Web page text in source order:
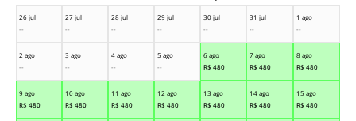
26 jul
--
27 jul
--
28 jul
--
29 jul
--
30 jul
--
31 jul
--
1 ago
--
2 ago
--
3 ago
--
4 ago
--
5 ago
--
6 ago
R$ 480
7 ago
R$ 480
8 ago
R$ 480
9 ago
R$ 480
10 ago
R$ 480
11 ago
R$ 480
12 ago
R$ 480
13 ago
R$ 480
14 ago
R$ 480
15 ago
R$ 480